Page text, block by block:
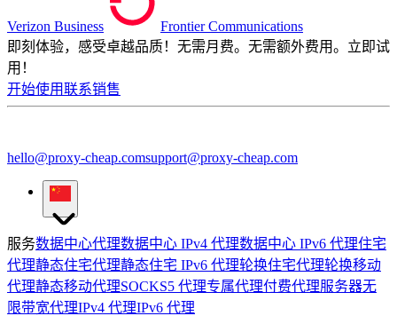
Verizon Business
Frontier Communications
即刻体验，感受卓越品质！ 无需月费。无需额外费用。立即试
用！
开始使用联系销售
hello@proxy-cheap.comsupport@proxy-cheap.com
服务数据中心代理数据中心 IPv4 代理数据中心 IPv6 代理住宅
代理静态住宅代理静态住宅 IPv6 代理轮换住宅代理轮换移动
代理静态移动代理SOCKS5 代理专属代理付费代理服务器无
限带宽代理IPv4 代理IPv6 代理